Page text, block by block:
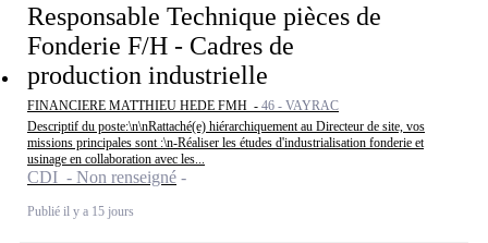
Responsable Technique pièces de
Fonderie F/H - Cadres de
production industrielle
FINANCIERE MATTHIEU HEDE FMH - 46 - VAYRAC
Descriptif du poste:\n\nRattaché(e) hiérarchiquement au Directeur de site, vos
missions principales sont :\n-Réaliser les études d'industrialisation fonderie et
usinage en collaboration avec les...
CDI - Non renseigné
Publié il y a 15 jours